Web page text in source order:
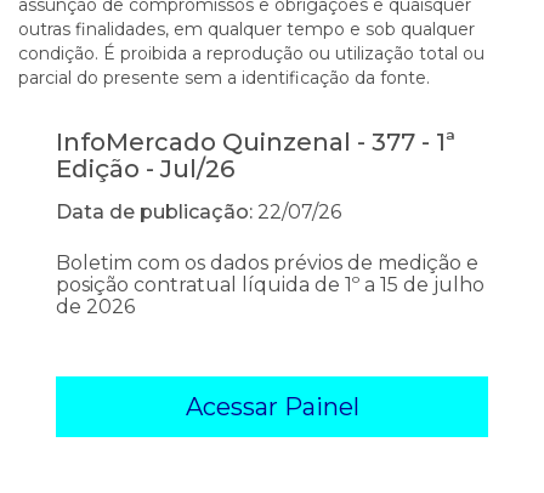
assunção de compromissos e obrigações e quaisquer
outras finalidades, em qualquer tempo e sob qualquer
condição. É proibida a reprodução ou utilização total ou
parcial do presente sem a identificação da fonte.
InfoMercado Quinzenal - 377 - 1ª
Edição - Jul/26
Data de publicação: 22/07/26
Boletim com os dados prévios de medição e
posição contratual líquida de 1º a 15 de julho
de 2026
Acessar Painel